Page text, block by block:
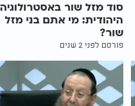
סוד מזל שור באסטרולוגיה
היהודית: מי אתם בני מזל
שור?
פורסם לפני 2 שנים